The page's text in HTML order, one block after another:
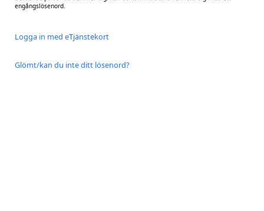
engångslösenord.
Logga in med eTjänstekort
Glömt/kan du inte ditt lösenord?